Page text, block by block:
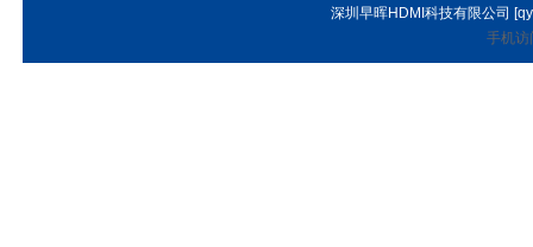
深圳早晖HDMI科技有限公司 [
手机访